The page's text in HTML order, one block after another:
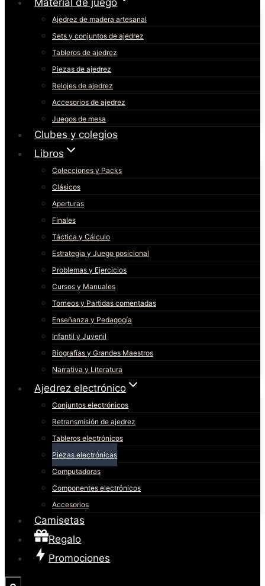
Material de juego
Ajedrez de madera artesanal
Sets y conjuntos de ajedrez
Tableros de ajedrez
Piezas de ajedrez
Relojes de ajedrez
Accesorios de ajedrez
Juegos de mesa
Clubes y colegios
Libros
Colecciones y Packs
Clásicos
Aperturas
Finales
Táctica y Cálculo
Estrategia y Juego posicional
Problemas y Ejercicios
Cursos y Manuales
Torneos y Partidas comentadas
Enseñanza y Pedagogía
Infantil y Juvenil
Biografías y Grandes Maestros
Narrativa y Literatura
Ajedrez electrónico
Conjuntos electrónicos
Retransmisión de ajedrez
Tableros electrónicos
Piezas electrónicas
Computadoras
Componentes electrónicos
Accesorios
Camisetas
Regalo
Promociones